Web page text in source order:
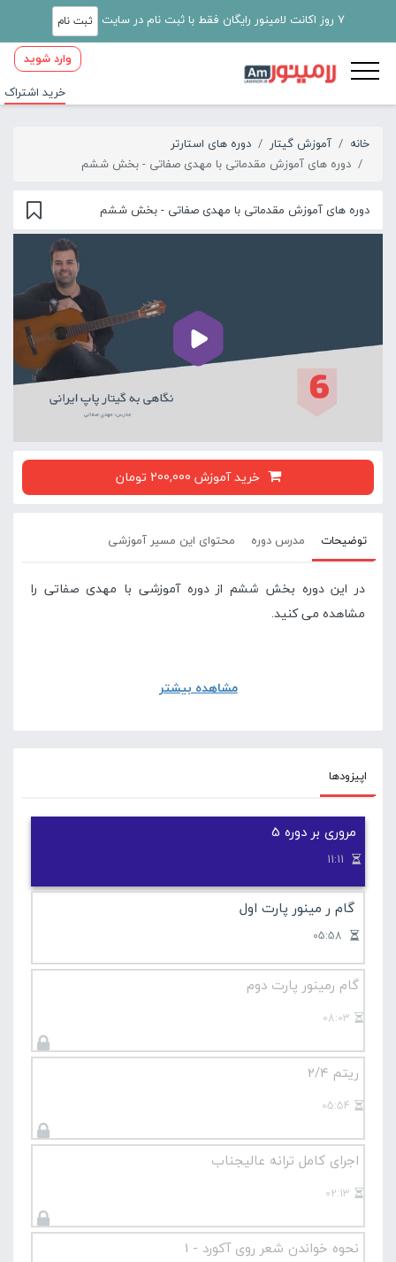
7 روز اکانت لامینور رایگان فقط با ثبت نام در سایت ثبت نام
وارد شوید
خرید اشتراک
خانه آموزش گیتار
دوره های استارتر
دوره های آموزش مقدماتی با مهدی صفاتی - بخش ششم
دوره های آموزش مقدماتی با مهدی صفاتی - بخش ششم
00:00
خرید آموزش 200,000 تومان
توضیحات مدرس دوره محتوای این مسیر آموزشی
در این دوره بخش ششم از دوره آموزشی با مهدی صفاتی را
مشاهده می کنید.
مشاهده بیشتر
اپیزودها
مروری بر دوره 5
گام ر مینور پارت اول
گام رمینور پارت دوم
08:03
ریتم 2/4
05:54
اجرای کامل ترانه عالیجناب
02:13
نحوه خواندن شعر روی آکورد - 1